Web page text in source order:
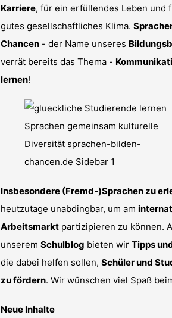
Karriere, für ein erfüllendes Leben und
gutes gesellschaftliches Klima.
Chancen - der Name unseres
verrät bereits das Thema -
lernen!
Insbesondere (Fremd-)Sprachen zu
heutzutage unabdingbar, um am
Arbeitsmarkt partizipieren zu können.
unserem Schulblog bieten wir Tipps
die dabei helfen sollen, Schüler und
zu fördern. Wir wünschen viel Spaß
Neue Inhalte